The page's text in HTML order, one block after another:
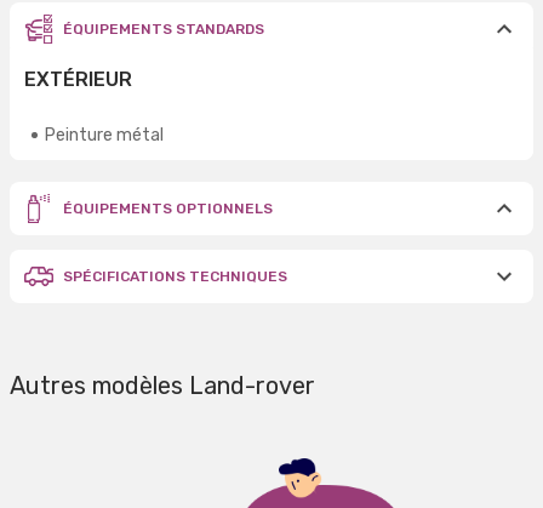
ÉQUIPEMENTS STANDARDS
EXTÉRIEUR
Peinture métal
ÉQUIPEMENTS OPTIONNELS
SPÉCIFICATIONS TECHNIQUES
Autres modèles Land-rover